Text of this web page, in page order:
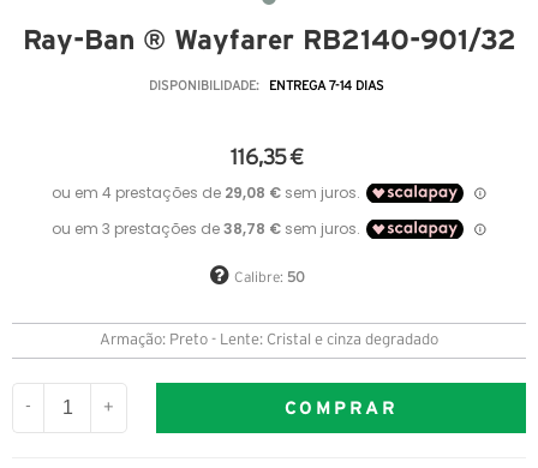
Ray-Ban ® Wayfarer RB2140-901/32
DISPONIBILIDADE: ENTREGA 7-14 DIAS
116,35 €
Calibre: 50
Armação: Preto - Lente: Cristal e cinza degradado
- + COMPRAR